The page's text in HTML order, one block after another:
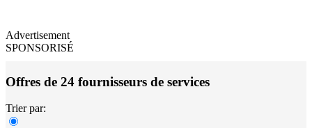
Advertisement
SPONSORISÉ
Offres de 24 fournisseurs de services
Trier par: